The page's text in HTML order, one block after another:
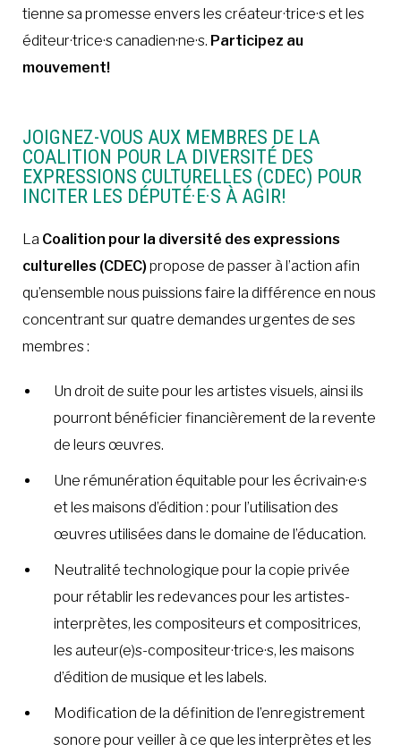
tienne sa promesse envers les créateur·trice·s et les
éditeur·trice·s canadien·ne·s. Participez au
mouvement!
JOIGNEZ-VOUS AUX MEMBRES DE LA
COALITION POUR LA DIVERSITÉ DES
EXPRESSIONS CULTURELLES (CDEC) POUR
INCITER LES DÉPUTÉ·E·S À AGIR!
La Coalition pour la diversité des expressions
culturelles (CDEC) propose de passer à l’action afin
qu’ensemble nous puissions faire la différence en nous
concentrant sur quatre demandes urgentes de ses
membres :
Un droit de suite pour les artistes visuels, ainsi ils
pourront bénéficier financièrement de la revente
de leurs œuvres.
Une rémunération équitable pour les écrivain·e·s
et les maisons d’édition : pour l’utilisation des
œuvres utilisées dans le domaine de l’éducation.
Neutralité technologique pour la copie privée
pour rétablir les redevances pour les artistes-
interprètes, les compositeurs et compositrices,
les auteur(e)s-compositeur·trice·s, les maisons
d’édition de musique et les labels.
Modification de la définition de l’enregistrement
sonore pour veiller à ce que les interprètes et les